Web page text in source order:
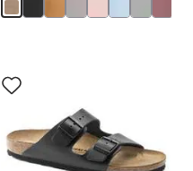
sur
les
échantillons
de
couleurs
modifiera